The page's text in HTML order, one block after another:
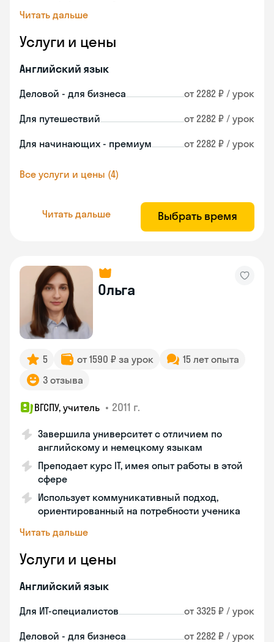
Читать дальше
Услуги и цены
Английский язык
Деловой - для бизнеса от 2282 ₽ / урок
Для путешествий от 2282 ₽ / урок
Для начинающих - премиум от 2282 ₽ / урок
Все услуги и цены (4)
Читать дальше Выбрать время
Ольга
5 от 1590 ₽ за урок
15 лет опыта
3 отзыва
ВГСПУ, учитель • 2011 г.
Завершила университет с отличием по
английскому и немецкому языкам
Преподает курс IT, имея опыт работы в этой
сфере
Использует коммуникативный подход,
ориентированный на потребности ученика
Читать дальше
Услуги и цены
Английский язык
Для ИТ-специалистов от 3325 ₽ / урок
Деловой - для бизнеса от 2282 ₽ / урок